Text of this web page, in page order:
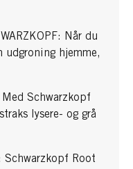
Når du
hjemme,
Med Schwarzkopf
lysere- og grå
Schwarzkopf Root